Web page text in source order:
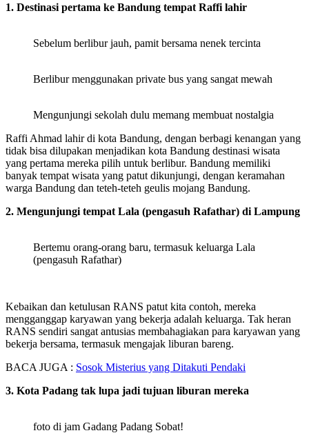
1. Destinasi pertama ke Bandung tempat Raffi lahir
Sebelum berlibur jauh, pamit bersama nenek tercinta
Berlibur menggunakan private bus yang sangat mewah
Mengunjungi sekolah dulu memang membuat nostalgia
Raffi Ahmad lahir di kota Bandung, dengan berbagi kenangan yang
tidak bisa dilupakan menjadikan kota Bandung destinasi wisata
yang pertama mereka pilih untuk berlibur. Bandung memiliki
banyak tempat wisata yang patut dikunjungi, dengan keramahan
warga Bandung dan teteh-teteh geulis mojang Bandung.
2. Mengunjungi tempat Lala (pengasuh Rafathar) di Lampung
Bertemu orang-orang baru, termasuk keluarga Lala
(pengasuh Rafathar)
Kebaikan dan ketulusan RANS patut kita contoh, mereka
mengganggap karyawan yang bekerja adalah keluarga. Tak heran
RANS sendiri sangat antusias membahagiakan para karyawan yang
bekerja bersama, termasuk mengajak liburan bareng.
BACA JUGA : Sosok Misterius yang Ditakuti Pendaki
3. Kota Padang tak lupa jadi tujuan liburan mereka
foto di jam Gadang Padang Sobat!